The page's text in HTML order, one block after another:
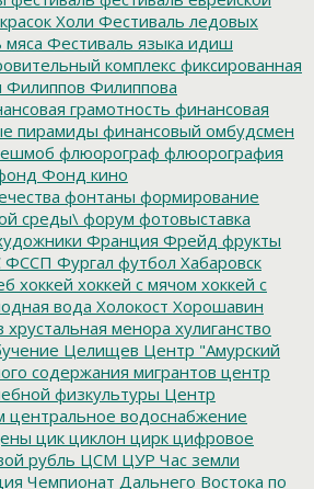
Холи Фестиваль ледовых
мяса Фестиваль языка идиш
комплекс фиксированная
Филиппов Филиппова
грамотность финансовая
пирамиды финансовый омбудсмен
флюорограф флюорография
Фонд кино
фонтаны формирование
среды\ форум фотовыставка
Франция Фрейд фрукты
ФССП Фургал футбол Хабаровск
хоккей хоккей с мячом хоккей с
вода Холокост Хорошавин
хрустальная менора хулиганство
Целищев Центр "Амурский
содержания мигрантов центр
физкультуры Центр
центральное водоснабжение
цик циклон цирк цифровое
рубль ЦСМ ЦУР Час земли
Чемпионат Дальнего Востока по